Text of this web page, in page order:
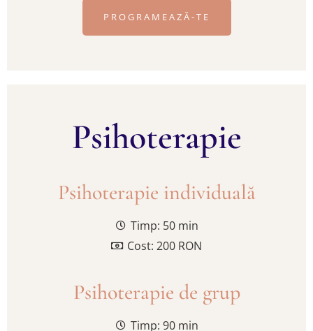
PROGRAMEAZĂ-TE
Psihoterapie
Psihoterapie individuală
Timp: 50 min
Cost: 200 RON
Psihoterapie de grup
Timp: 90 min